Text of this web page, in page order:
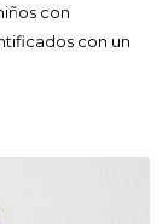
con
con un